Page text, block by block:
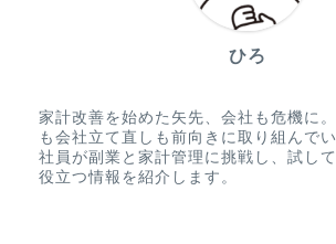
ひろ
家計改善を始めた矢先、会社も危機に
も会社立て直しも前向きに取り組んで
社員が副業と家計管理に挑戦し、試し
役立つ情報を紹介します。